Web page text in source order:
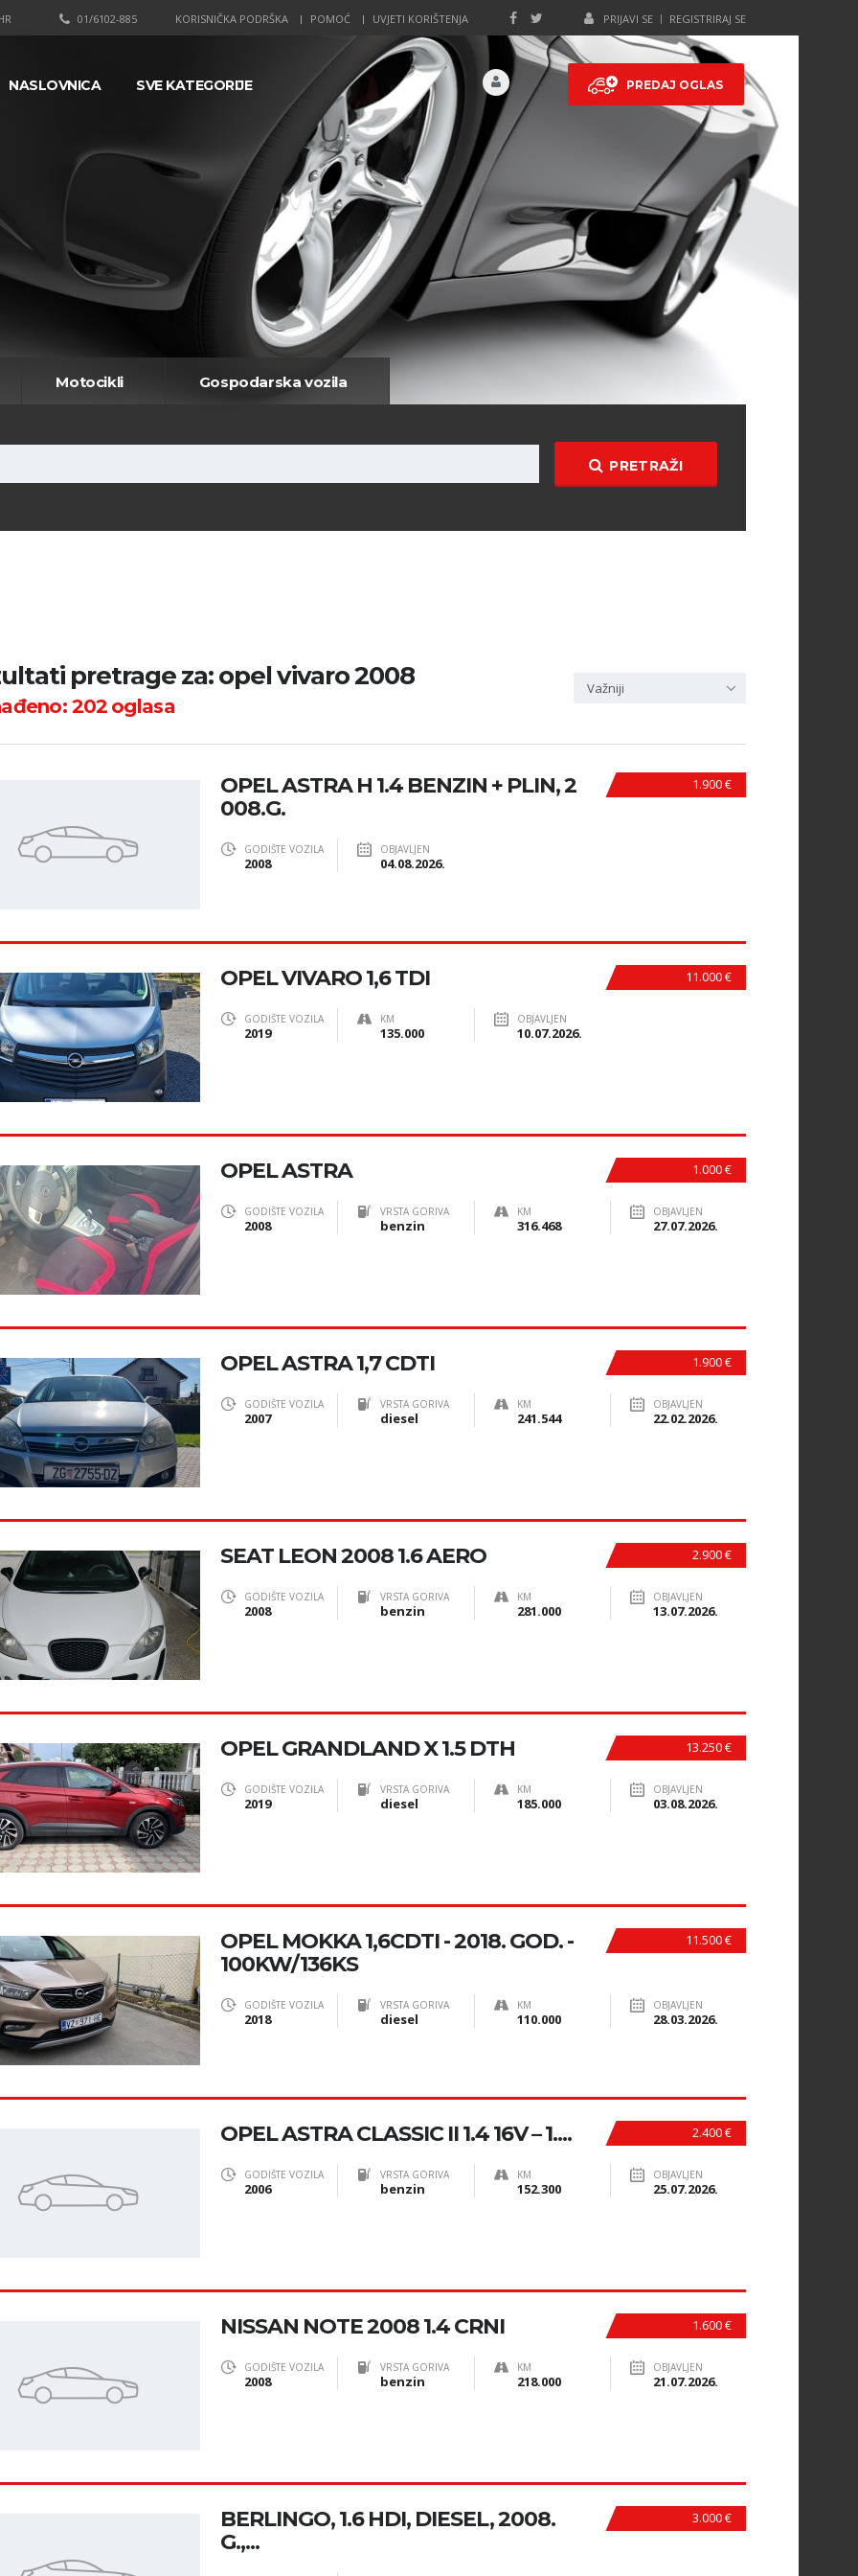
PRIJAVI SE REGISTRIRAJ SE
KORISNIČKA PODRŠKA POMOĆ UVJETI KORIŠTENJA
01/6102-885
PREDAJ OGLAS
NASLOVNICA SVE KATEGORIJE
Motocikli Gospodarska vozila
PRETRAŽI
pretrage za: opel vivaro 2008
202oglasa
Važniji
1.900 €
OPEL ASTRA H 1.4 BENZIN + PLIN, 2
008.G.
GODIŠTE VOZILA
2008
OBJAVLJEN
04.08.2026.
11.000 €
OPEL VIVARO 1,6 TDI
GODIŠTE VOZILA
2019
KM
135.000
OBJAVLJEN
10.07.2026.
1.000 €
OPEL ASTRA
GODIŠTE VOZILA
2008
VRSTA GORIVA
benzin
KM
316.468
OBJAVLJEN
27.07.2026.
1.900 €
OPEL ASTRA 1,7 CDTI
GODIŠTE VOZILA
2007
VRSTA GORIVA
diesel
KM
241.544
OBJAVLJEN
22.02.2026.
2.900 €
SEAT LEON 2008 1.6 AERO
GODIŠTE VOZILA
2008
VRSTA GORIVA
benzin
KM
281.000
OBJAVLJEN
13.07.2026.
13.250 €
OPEL GRANDLAND X 1.5 DTH
GODIŠTE VOZILA
2019
VRSTA GORIVA
diesel
KM
185.000
OBJAVLJEN
03.08.2026.
11.500 €
OPEL MOKKA 1,6CDTI - 2018. GOD. -
100KW/136KS
GODIŠTE VOZILA
2018
VRSTA GORIVA
diesel
KM
110.000
OBJAVLJEN
28.03.2026.
2.400 €
OPEL ASTRA CLASSIC II 1.4 16V – 1....
GODIŠTE VOZILA
2006
VRSTA GORIVA
benzin
KM
152.300
OBJAVLJEN
25.07.2026.
1.600 €
NISSAN NOTE 2008 1.4 CRNI
GODIŠTE VOZILA
2008
VRSTA GORIVA
benzin
KM
218.000
OBJAVLJEN
21.07.2026.
3.000 €
BERLINGO, 1.6 HDI, DIESEL, 2008.
G.,...